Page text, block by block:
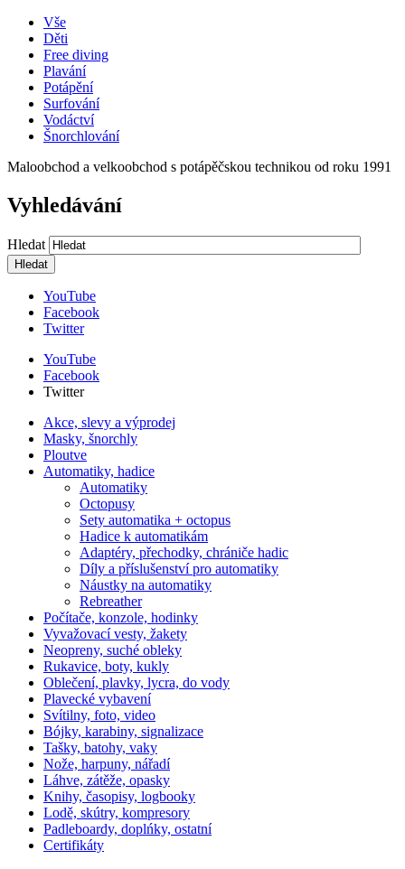
Vše
Děti
Free diving
Plavání
Potápění
Surfování
Vodáctví
Šnorchlování
Maloobchod a velkoobchod s potápěčskou technikou od roku 1991
Vyhledávání
Hledat
YouTube
Facebook
Twitter
YouTube
Facebook
Twitter
Akce, slevy a výprodej
Masky, šnorchly
Ploutve
Automatiky, hadice
Automatiky
Octopusy
Sety automatika + octopus
Hadice k automatikám
Adaptéry, přechodky, chrániče hadic
Díly a příslušenství pro automatiky
Náustky na automatiky
Rebreather
Počítače, konzole, hodinky
Vyvažovací vesty, žakety
Neopreny, suché obleky
Rukavice, boty, kukly
Oblečení, plavky, lycra, do vody
Plavecké vybavení
Svítilny, foto, video
Bójky, karabiny, signalizace
Tašky, batohy, vaky
Nože, harpuny, nářadí
Láhve, zátěže, opasky
Knihy, časopisy, logbooky
Lodě, skútry, kompresory
Padleboardy, doplńky, ostatní
Certifikáty